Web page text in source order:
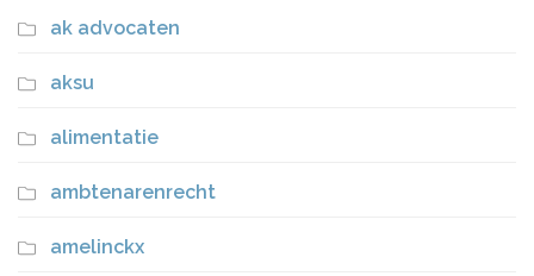
ak advocaten
aksu
alimentatie
ambtenarenrecht
amelinckx